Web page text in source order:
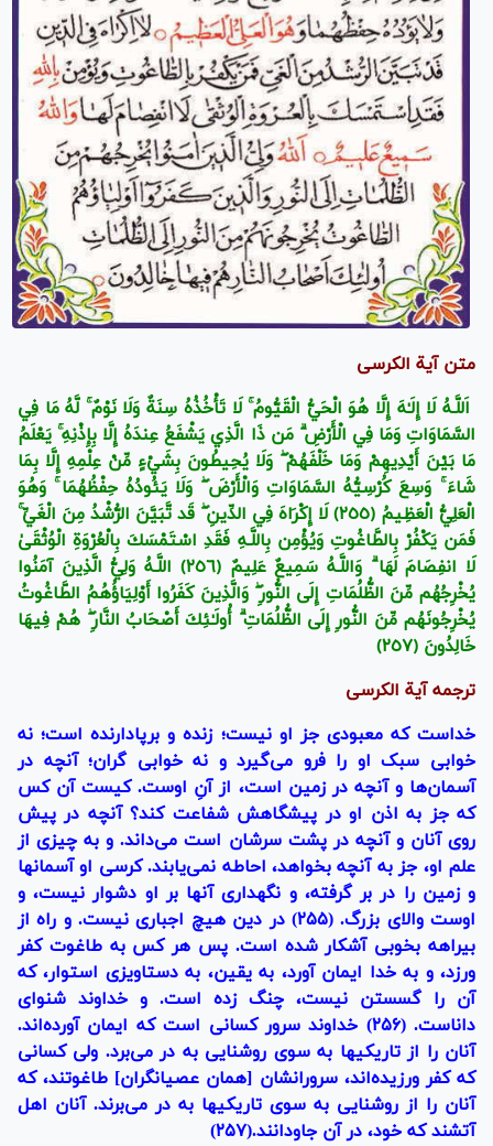
متن آیة الکرسی
اَللَّـهُ لَا إِلَـٰهَ إِلَّا هُوَ الْحَيُّ الْقَيُّومُ ۚ لَا تَأْخُذُهُ سِنَةٌ وَلَا نَوْمٌ ۚ لَّهُ مَا فِي
السَّمَاوَاتِ وَمَا فِي الْأَرْ‌ضِ ۗ مَن ذَا الَّذِي يَشْفَعُ عِندَهُ إِلَّا بِإِذْنِهِ ۚ يَعْلَمُ
مَا بَيْنَ أَيْدِيهِمْ وَمَا خَلْفَهُمْ ۖ وَلَا يُحِيطُونَ بِشَيْءٍ مِّنْ عِلْمِهِ إِلَّا بِمَا
شَاءَ ۚ وَسِعَ كُرْ‌سِيُّهُ السَّمَاوَاتِ وَالْأَرْ‌ضَ ۖ وَلَا يَئُودُهُ حِفْظُهُمَا ۚ وَهُوَ
الْعَلِيُّ الْعَظِيمُ ﴿٢٥٥﴾ لَا إِكْرَ‌اهَ فِي الدِّينِ ۖ قَد تَّبَيَّنَ الرُّ‌شْدُ مِنَ الْغَيِّ ۚ
فَمَن يَكْفُرْ‌ بِالطَّاغُوتِ وَيُؤْمِن بِاللَّـهِ فَقَدِ اسْتَمْسَكَ بِالْعُرْ‌وَةِ الْوُثْقَىٰ
لَا انفِصَامَ لَهَا ۗ وَاللَّـهُ سَمِيعٌ عَلِيمٌ ﴿٢٥٦﴾ اللَّـهُ وَلِيُّ الَّذِينَ آمَنُوا
يُخْرِ‌جُهُم مِّنَ الظُّلُمَاتِ إِلَى النُّورِ‌ ۖ وَالَّذِينَ كَفَرُ‌وا أَوْلِيَاؤُهُمُ الطَّاغُوتُ
يُخْرِ‌جُونَهُم مِّنَ النُّورِ‌ إِلَى الظُّلُمَاتِ ۗ أُولَـٰئِكَ أَصْحَابُ النَّارِ‌ ۖ هُمْ فِيهَا
خَالِدُونَ ﴿٢٥٧﴾
ترجمه آیة الکرسی
خداست كه معبودى جز او نيست؛ زنده و برپادارنده است؛ نه
خوابى سبک او را فرو مى‌گيرد و نه خوابى گران؛ آنچه در
آسمان‌ها و آنچه در زمين است، از آنِ اوست. كيست آن كس
كه جز به اذن او در پيشگاهش شفاعت كند؟ آنچه در پيش
روى آنان و آنچه در پشت سرشان است مى‌داند. و به چيزى از
علم او، جز به آنچه بخواهد، احاطه نمى‌يابند. كرسى او آسمانها
و زمين را در بر گرفته، و نگهدارى آنها بر او دشوار نيست، و
اوست والاى بزرگ. (۲۵۵) در دين هيچ اجبارى نيست. و راه از
بيراهه بخوبى آشكار شده است. پس هر كس به طاغوت كفر
ورزد، و به خدا ايمان آورد، به يقين، به دستاويزى استوار، كه
آن را گسستن نيست، چنگ زده است. و خداوند شنواى
داناست. (۲۵۶) خداوند سرور كسانى است كه ايمان آورده‌اند.
آنان را از تاريكيها به سوى روشنايى به در مى‌برد. ولى كسانى
كه كفر ورزيده‌اند، سرورانشان [همان عصيانگران] طاغوتند، كه
آنان را از روشنايى به سوى تاريكيها به در مى‌برند. آنان اهل
آتشند كه خود، در آن جاودانند.(۲۵۷)